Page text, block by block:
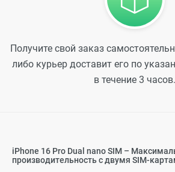
Получите свой заказ
либо курьер доставит его по
в течение 3 часов.
iPhone 16 Pro Dual nano SIM –
производительность с двумя SIM-